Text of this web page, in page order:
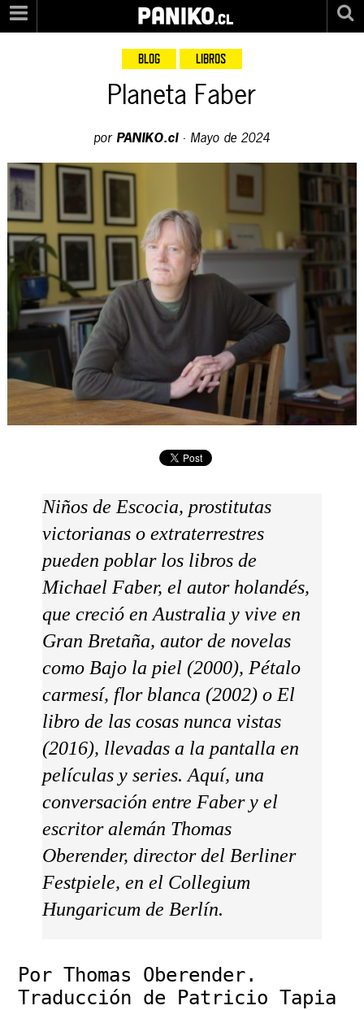
PANIKO.cl
BLOG LIBROS
Planeta Faber
por PANIKO.cl· Mayo de 2024
Niños de Escocia, prostitutas
victorianas o extraterrestres
pueden poblar los libros de
Michael Faber, el autor holandés,
que creció en Australia y vive en
Gran Bretaña, autor de novelas
como Bajo la piel (2000), Pétalo
carmesí, flor blanca (2002) o El
libro de las cosas nunca vistas
(2016), llevadas a la pantalla en
películas y series. Aquí, una
conversación entre Faber y el
escritor alemán Thomas
Oberender, director del Berliner
Festpiele, en el Collegium
Hungaricum de Berlín.
Por Thomas Oberender.
Traducción de Patricio Tapia